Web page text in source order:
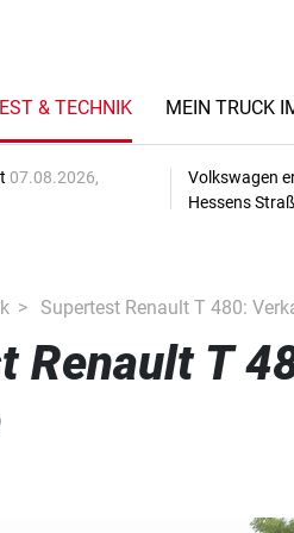
& TECHNIK MEIN TRUCK
07.08.2026,
Volkswagen
Hessens
Supertest Renault T 480:
Renault T